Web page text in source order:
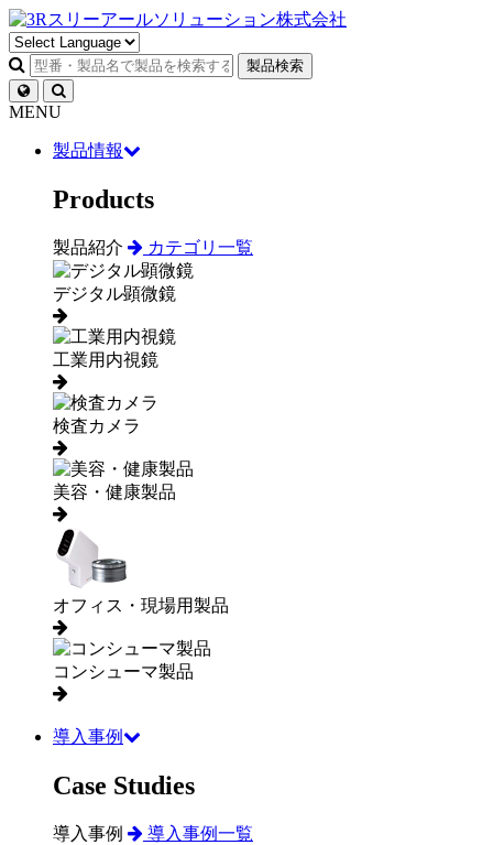
製品検索
MENU
製品情報
Products
製品紹介 カテゴリ一覧
デジタル顕微鏡
工業用内視鏡
検査カメラ
美容・健康製品
オフィス・現場用製品
コンシューマ製品
導入事例
Case Studies
導入事例 導入事例一覧